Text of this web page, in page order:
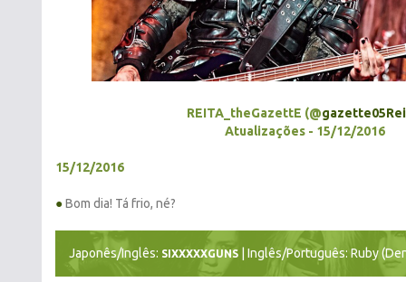
REITA_theGazettE (@
Atualizações - 15/12/2016
15/12/2016
●Bom dia! Tá frio, né?
Japonês/Inglês: SIXXXXXGUNS | Inglês/Português: Ruby